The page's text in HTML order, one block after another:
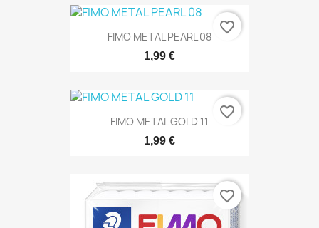
FIMO METAL PEARL 08
1,99 €
favorite_border
FIMO METAL GOLD 11
1,99 €
favorite_border
favorite_border